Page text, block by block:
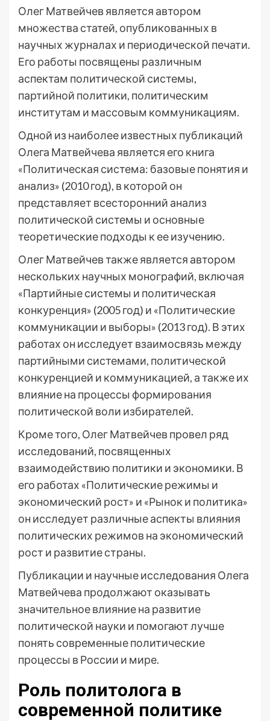
Олег Матвейчев является автором
множества статей, опубликованных в
научных журналах и периодической печати.
Его работы посвящены различным
аспектам политической системы,
партийной политики, политическим
институтам и массовым коммуникациям.
Одной из наиболее известных публикаций
Олега Матвейчева является его книга
«Политическая система: базовые понятия и
анализ» (2010 год), в которой он
представляет всесторонний анализ
политической системы и основные
теоретические подходы к ее изучению.
Олег Матвейчев также является автором
нескольких научных монографий, включая
«Партийные системы и политическая
конкуренция» (2005 год) и «Политические
коммуникации и выборы» (2013 год). В этих
работах он исследует взаимосвязь между
партийными системами, политической
конкуренцией и коммуникацией, а также их
влияние на процессы формирования
политической воли избирателей.
Кроме того, Олег Матвейчев провел ряд
исследований, посвященных
взаимодействию политики и экономики. В
его работах «Политические режимы и
экономический рост» и «Рынок и политика»
он исследует различные аспекты влияния
политических режимов на экономический
рост и развитие страны.
Публикации и научные исследования Олега
Матвейчева продолжают оказывать
значительное влияние на развитие
политической науки и помогают лучше
понять современные политические
процессы в России и мире.
Роль политолога в
современной политике